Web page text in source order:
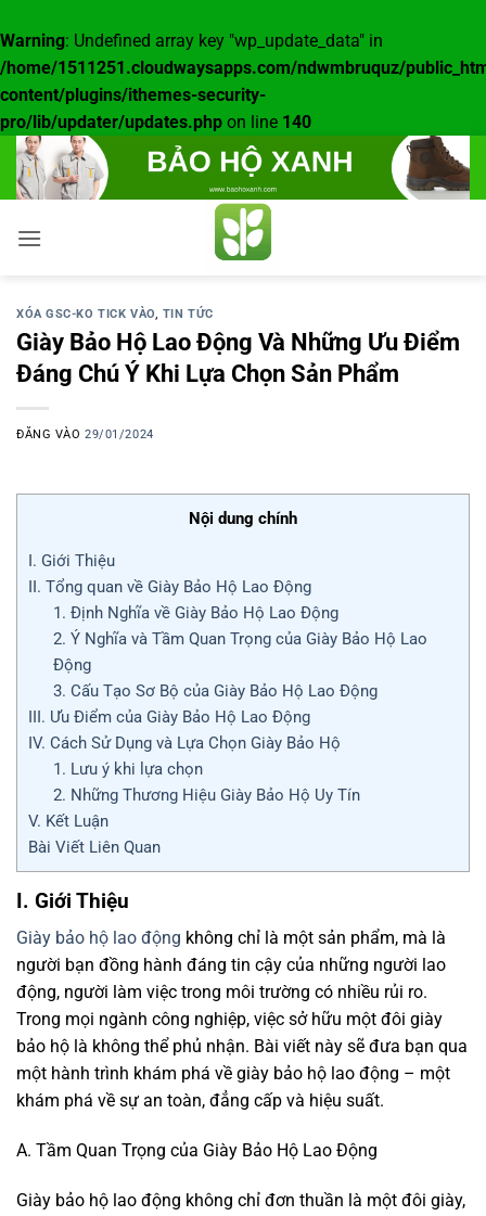
Warning: Undefined array key "wp_update_data" in
/home/1511251.cloudwaysapps.com/ndwmbruquz/
content/plugins/ithemes-security-
pro/lib/updater/updates.php on line 140
Bỏ
qua
nội
dung
XÓA GSC-KO TICK VÀO, TIN TỨC
Giày Bảo Hộ Lao Động Và Những Ưu Điểm
Đáng Chú Ý Khi Lựa Chọn Sản Phẩm
ĐĂNG VÀO29/01/2024
Nội dung chính
I. Giới Thiệu
II. Tổng quan về Giày Bảo Hộ Lao Động
1. Định Nghĩa về Giày Bảo Hộ Lao Động
2. Ý Nghĩa và Tầm Quan Trọng của Giày Bảo Hộ Lao
Động
3. Cấu Tạo Sơ Bộ của Giày Bảo Hộ Lao Động
III. Ưu Điểm của Giày Bảo Hộ Lao Động
IV. Cách Sử Dụng và Lựa Chọn Giày Bảo Hộ
1. Lưu ý khi lựa chọn
2. Những Thương Hiệu Giày Bảo Hộ Uy Tín
V. Kết Luận
Bài Viết Liên Quan
I. Giới Thiệu
Giày bảo hộ lao động không chỉ là một sản phẩm, mà là
người bạn đồng hành đáng tin cậy của những người lao
động, người làm việc trong môi trường có nhiều rủi ro.
Trong mọi ngành công nghiệp, việc sở hữu một đôi giày
bảo hộ là không thể phủ nhận. Bài viết này sẽ đưa bạn qua
một hành trình khám phá về giày bảo hộ lao động – một
khám phá về sự an toàn, đẳng cấp và hiệu suất.
A. Tầm Quan Trọng của Giày Bảo Hộ Lao Động
Giày bảo hộ lao động không chỉ đơn thuần là một đôi giày,